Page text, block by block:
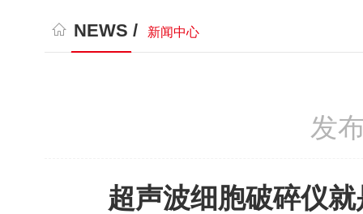
NEWS / 新闻中心
发
超声波细胞破碎仪就